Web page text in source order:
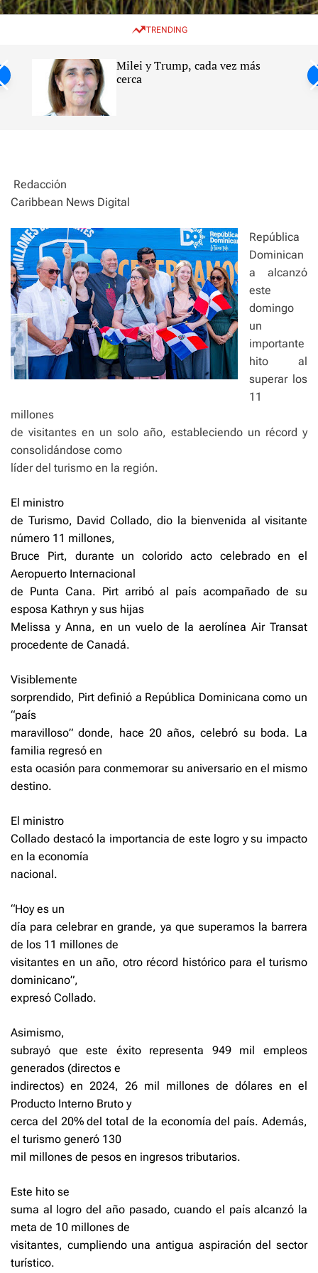
w
c
e
e
TRENDING
Milei y Trump, cada vez más
cerca
Redacción
Caribbean News Digital
República
Dominican
a alcanzó
este
domingo
un
importante
hito al
superar los
11
millones
de visitantes en un solo año, estableciendo un récord y
consolidándose como
líder del turismo en la región.
El ministro
de Turismo, David Collado, dio la bienvenida al visitante
número 11 millones,
Bruce Pirt, durante un colorido acto celebrado en el
Aeropuerto Internacional
de Punta Cana. Pirt arribó al país acompañado de su
esposa Kathryn y sus hijas
Melissa y Anna, en un vuelo de la aerolínea Air Transat
procedente de Canadá.
Visiblemente
sorprendido, Pirt definió a República Dominicana como un
“país
maravilloso” donde, hace 20 años, celebró su boda. La
familia regresó en
esta ocasión para conmemorar su aniversario en el mismo
destino.
El ministro
Collado destacó la importancia de este logro y su impacto
en la economía
nacional.
“Hoy es un
día para celebrar en grande, ya que superamos la barrera
de los 11 millones de
visitantes en un año, otro récord histórico para el turismo
dominicano”,
expresó Collado.
Asimismo,
subrayó que este éxito representa 949 mil empleos
generados (directos e
indirectos) en 2024, 26 mil millones de dólares en el
Producto Interno Bruto y
cerca del 20% del total de la economía del país. Además,
el turismo generó 130
mil millones de pesos en ingresos tributarios.
Este hito se
suma al logro del año pasado, cuando el país alcanzó la
meta de 10 millones de
visitantes, cumpliendo una antigua aspiración del sector
turístico.